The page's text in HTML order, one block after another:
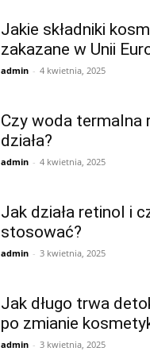
Jakie składniki
zakazane w Unii
admin - 4 kwietnia, 2025
Czy woda termalna
działa?
admin - 4 kwietnia, 2025
Jak działa retinol i
stosować?
admin - 3 kwietnia, 2025
Jak długo trwa
po zmianie
admin - 3 kwietnia, 2025